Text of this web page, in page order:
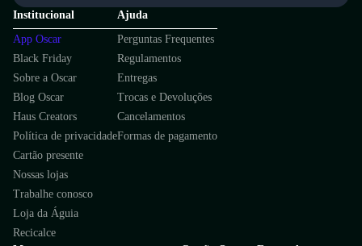
Institucional
App Oscar
Black Friday
Sobre a Oscar
Blog Oscar
Haus Creators
Política de privacidade
Cartão presente
Nossas lojas
Trabalhe conosco
Loja da Águia
Recicalce
Ajuda
Perguntas Frequentes
Regulamentos
Entregas
Trocas e Devoluções
Cancelamentos
Formas de pagamento